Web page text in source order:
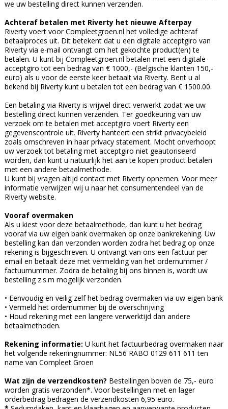
we uw bestelling direct kunnen verzenden.
Achteraf betalen met Riverty het nieuwe Afterpay
Riverty voert voor Compleetgroen.nl het volledige achteraf
betaalproces uit. Dit betekent dat u een digitale acceptgiro van
Riverty via e-mail ontvangt om het gekochte product(en) te
betalen. U kunt bij Compleetgroen.nl betalen met een digitale
acceptgiro tot een bedrag van € 1000,- (Belgische klanten 150,-
euro) als u voor de eerste keer betaalt via Riverty. Bent u al
bekend bij Riverty kunt u betalen tot een bedrag van € 1500.00.
Een betaling via Riverty is vrijwel direct verwerkt zodat we uw
bestelling direct kunnen verzenden. Ter goedkeuring van uw
verzoek om te betalen met acceptgiro voert Riverty een
gegevenscontrole uit. Riverty hanteert een strikt privacybeleid
zoals omschreven in haar privacy statement. Mocht onverhoopt
uw verzoek tot betaling met acceptgiro niet geautoriseerd
worden, dan kunt u natuurlijk het aan te kopen product betalen
met een andere betaalmethode.
U kunt bij vragen altijd contact met Riverty opnemen. Voor meer
informatie verwijzen wij u naar het consumentendeel van de
Riverty website.
Vooraf overmaken
Als u kiest voor deze betaalmethode, dan kunt u het bedrag
vooraf via uw eigen bank overmaken op onze bankrekening. Uw
bestelling kan dan verzonden worden zodra het bedrag op onze
rekening is bijgeschreven. U ontvangt van ons een factuur per
email en betaalt deze met vermelding van het ordernummer /
factuurnummer. Zodra de betaling bij ons binnen is, wordt uw
bestelling z.s.m mogelijk verzonden.
• Eenvoudig en veilig zelf het bedrag overmaken via uw eigen bank
• Vermeld het ordernummer bij de overschrijving
• Houd rekening met een langere verwerktijd dan andere
betaalmethoden.
Rekening informatie: U kunt het factuurbedrag overmaken naar
het volgende rekeningnummer: NL56 RABO 0129 611 611 ten
name van Compleet Groen
Wat zijn de verzendkosten? Bestellingen boven de 75,- euro
worden gratis verzonden*. Voor bestellingen met en lager
orderbedrag bedragen de verzendkosten 6,95 euro.